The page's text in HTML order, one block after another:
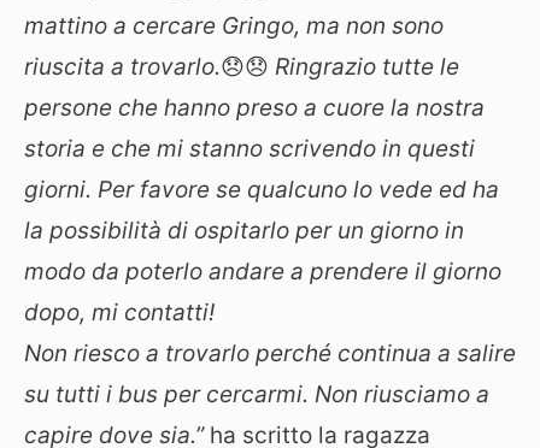
mattino a cercare Gringo, ma non sono
riuscita a trovarlo.😞😞 Ringrazio tutte le
persone che hanno preso a cuore la nostra
storia e che mi stanno scrivendo in questi
giorni. Per favore se qualcuno lo vede ed ha
la possibilità di ospitarlo per un giorno in
modo da poterlo andare a prendere il giorno
dopo, mi contatti!
Non riesco a trovarlo perché continua a salire
su tutti i bus per cercarmi. Non riusciamo a
capire dove sia.”ha scritto la ragazza